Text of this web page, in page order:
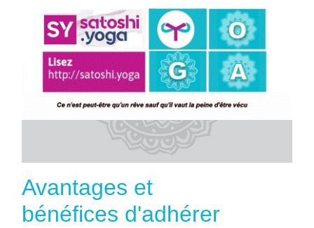
Avantages et
bénéfices d'adhérer